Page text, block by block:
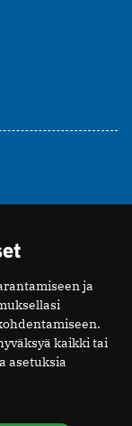
ja
kaikki tai
asetuksia